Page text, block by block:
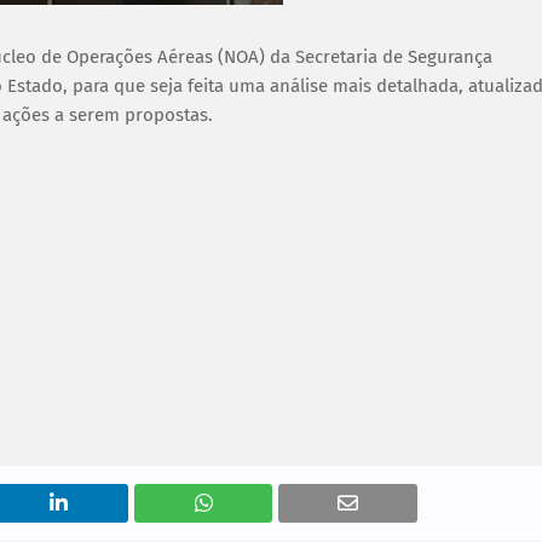
de Operações Aéreas (NOA) da Secretaria de Segurança
para que seja feita uma análise mais detalhada,
a serem propostas.